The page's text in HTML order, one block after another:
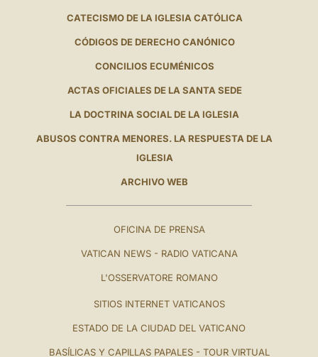
CATECISMO DE LA IGLESIA CATÓLICA
CÓDIGOS DE DERECHO CANÓNICO
CONCILIOS ECUMÉNICOS
ACTAS OFICIALES DE LA SANTA SEDE
LA DOCTRINA SOCIAL DE LA IGLESIA
ABUSOS CONTRA MENORES. LA RESPUESTA DE LA
IGLESIA
ARCHIVO WEB
OFICINA DE PRENSA
VATICAN NEWS - RADIO VATICANA
L'OSSERVATORE ROMANO
SITIOS INTERNET VATICANOS
ESTADO DE LA CIUDAD DEL VATICANO
BASÍLICAS Y CAPILLAS PAPALES - TOUR VIRTUAL